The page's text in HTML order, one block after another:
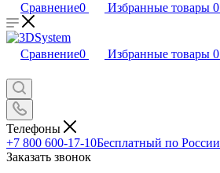
Сравнение0 Избранные товары 0
Сравнение0 Избранные товары 0
Телефоны
+7 800 600-17-10Бесплатный по России
Заказать звонок